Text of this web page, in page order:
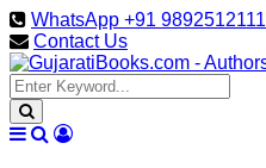
WhatsApp +91 9892512111
Contact Us